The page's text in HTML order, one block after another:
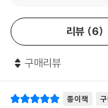
을까. 사실 이 소설은
지난 지금 한 권의 책으
작된 이 이야기는 저자
장편으로 써내야 할 이
비로소 새 이야기를 빚
리뷰 6
구매리뷰
종이책